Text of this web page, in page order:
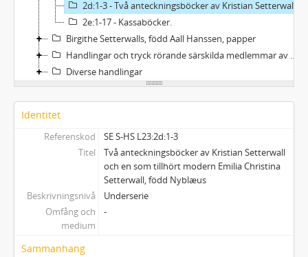
2d:1-3 - Två anteckningsböcker av Kristian Setterwall och en som tillhört modern Emilia Christina Setterwall, född Nyblæus
2e:1-17 - Kassaböcker.
Birgithe Setterwalls, född Aall Hanssen, papper
Handlingar och tryck rörande särskilda medlemmar av Setterwallska och med denna befryndade släkter
Diverse handlingar
Identitet
Referenskod
SE S-HS L23:2d:1-3
Titel
Två anteckningsböcker av Kristian Setterwall
och en som tillhört modern Emilia Christina
Setterwall, född Nyblæus
Beskrivningsnivå
Underserie
Omfång och
medium
-
Sammanhang